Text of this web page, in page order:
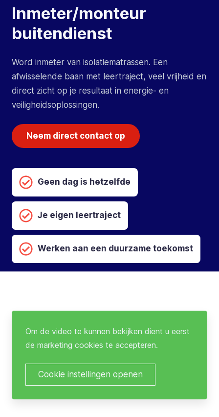
Inmeter/monteur
buitendienst
Word inmeter van isolatiematrassen. Een
afwisselende baan met leertraject, veel vrijheid en
direct zicht op je resultaat in energie- en
veiligheidsoplossingen.
Neem direct contact op
Geen dag is hetzelfde
Je eigen leertraject
Werken aan een duurzame toekomst
Om de video te kunnen bekijken dient u eerst
de marketing cookies te accepteren.
Cookie instellingen openen